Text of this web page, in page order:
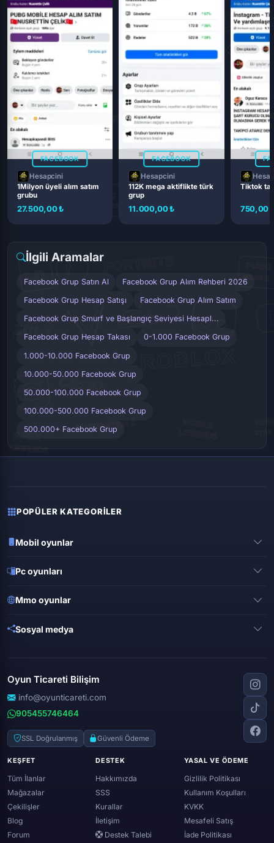
FACEBOOK
Hesapcini
1Milyon üyeli alım satım
grubu
27.500,00 ₺
FACEBOOK
Hesapcini
112K mega aktiflikte türk
grup
11.000,00 ₺
Tiktok
750,00
İlgili Aramalar
Facebook Grup Satın Al Facebook Grup Alım Rehberi 2026
Facebook Grup Hesap Satışı Facebook Grup Alım Satım
Facebook Grup Smurf ve Başlangıç Seviyesi Hesapl...
Facebook Grup Hesap Takası 0-1.000 Facebook Grup
1.000-10.000 Facebook Grup
10.000-50.000 Facebook Grup
50.000-100.000 Facebook Grup
100.000-500.000 Facebook Grup
500.000+ Facebook Grup
POPÜLER KATEGORILER
Mobil oyunlar
Mobile legends
Free fire
Minecraft
Pc oyunları
Gta online
Lost ark
World of warcraft
Zula
Mmo oyunlar
Wolfteam
Black desert online
Genshin ımpact
Sosyal medya
Discord
Youtube
Twitter (x)
Spotify
Oyun Ticareti Bilişim
info@oyunticareti.com
905455746464
SSL Doğrulanmış Güvenli Ödeme
KEŞFET
Tüm İlanlar
Mağazalar
Çekilişler
Blog
Forum
DESTEK
Hakkımızda
SSS
Kurallar
İletişim
Destek Talebi
YASAL VE ÖDEME
Gizlilik Politikası
Kullanım Koşulları
KVKK
Mesafeli Satış
İade Politikası